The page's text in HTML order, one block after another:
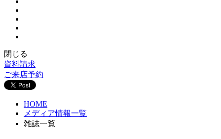
閉じる
資料請求
ご来店予約
HOME
メディア情報一覧
雑誌一覧